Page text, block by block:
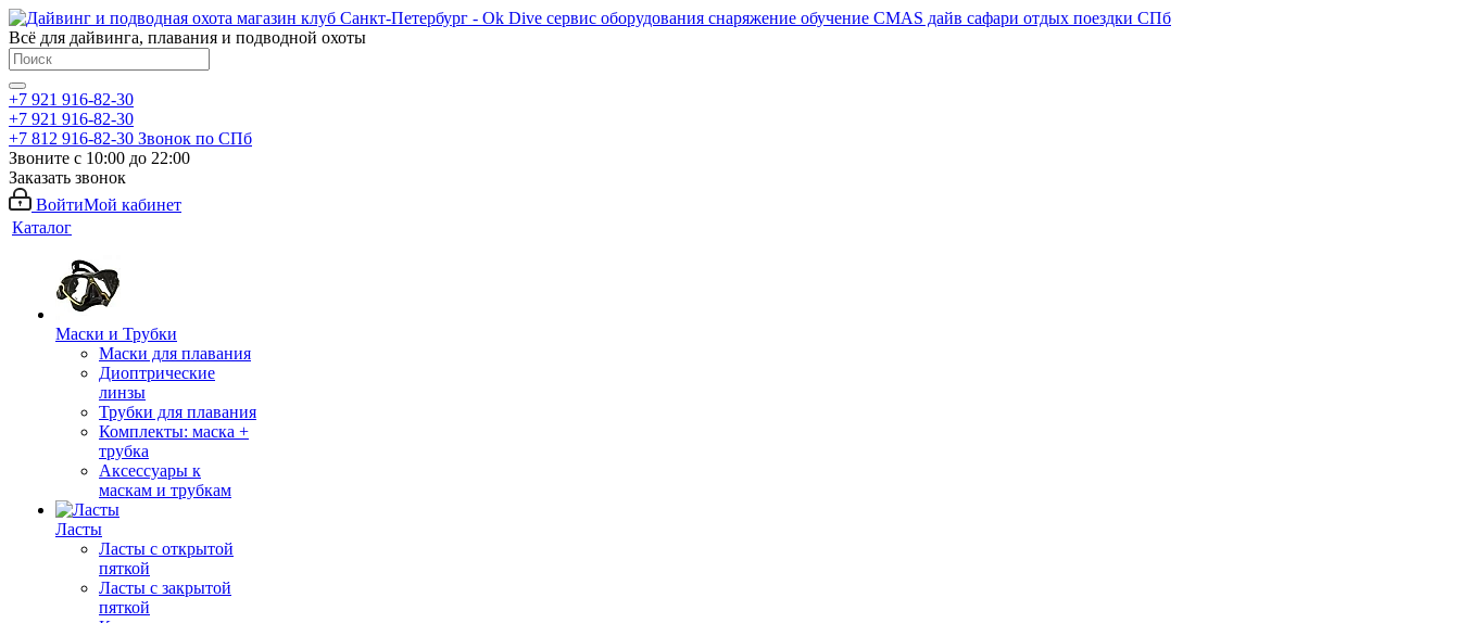
Всё для дайвинга, плавания и подводной охоты
+7 921 916-82-30
+7 921 916-82-30
+7 812 916-82-30 Звонок по СПб
Звоните с 10:00 до 22:00
Заказать звонок
ВойтиМой кабинет
Каталог
Маски и Трубки
Маски для плавания
Диоптрические
линзы
Трубки для плавания
Комплекты: маска +
трубка
Аксессуары к
маскам и трубкам
Ласты
Ласты с открытой
пяткой
Ласты с закрытой
пяткой